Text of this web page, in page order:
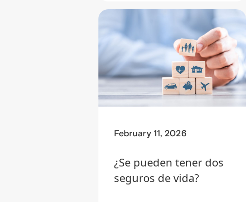
February 11, 2026
¿Se pueden tener dos
seguros de vida?